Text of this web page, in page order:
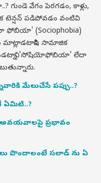
వేగం పెరగడం, కాళ్లు,
పడిపోవడం వంటివి
(Sociophobia)
మాట్లాడటానికి, సామాజిక
'సోషియోఫోబియా' లేదా
మేలుచేసే పప్పు..?
ఏమిటి..?
ప్రభావం
పొందాలంటే సలాడ్ ను ఏ